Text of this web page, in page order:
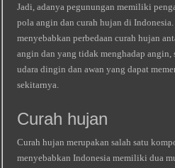
Jadi, adanya pegunungan memiliki
pola angin dan curah hujan di Indonesia.
menyebabkan perbedaan curah hujan
angin dan yang tidak menghadap angin,
udara dingin dan awan yang dapat
sekitarnya.
Curah hujan
Curah hujan merupakan salah satu
menyebabkan Indonesia memiliki dua